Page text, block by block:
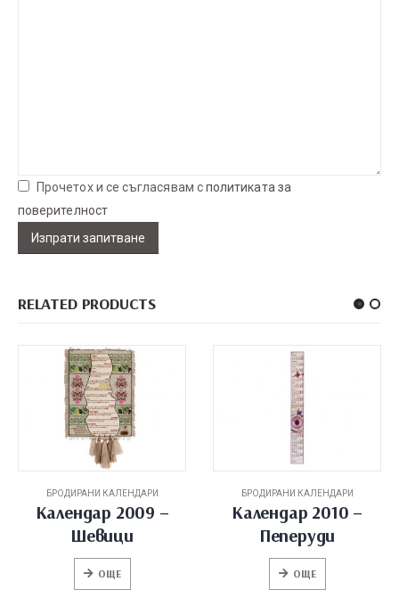
Прочетох и се съгласявам сполитиката за
поверителност
RELATED PRODUCTS
БРОДИРАНИ КАЛЕНДАРИ
Календар 2010 –
Пеперуди
ОЩЕ
БРОДИРАНИ КАЛЕНДАРИ
Календар 2009 –
Послания от
древността